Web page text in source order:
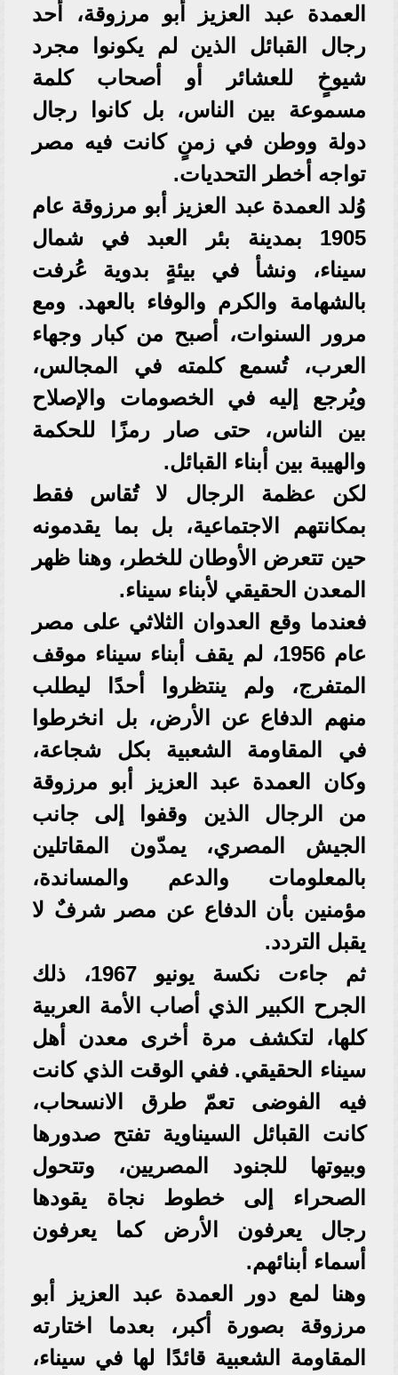
العمدة عبد العزيز أبو مرزوقة، أحد
رجال القبائل الذين لم يكونوا مجرد
شيوخٍ للعشائر أو أصحاب كلمة
مسموعة بين الناس، بل كانوا رجال
دولة ووطن في زمنٍ كانت فيه مصر
تواجه أخطر التحديات.
وُلد العمدة عبد العزيز أبو مرزوقة عام
1905 بمدينة بئر العبد في شمال
سيناء، ونشأ في بيئةٍ بدوية عُرفت
بالشهامة والكرم والوفاء بالعهد. ومع
مرور السنوات، أصبح من كبار وجهاء
العرب، تُسمع كلمته في المجالس،
ويُرجع إليه في الخصومات والإصلاح
بين الناس، حتى صار رمزًا للحكمة
والهيبة بين أبناء القبائل.
لكن عظمة الرجال لا تُقاس فقط
بمكانتهم الاجتماعية، بل بما يقدمونه
حين تتعرض الأوطان للخطر، وهنا ظهر
المعدن الحقيقي لأبناء سيناء.
فعندما وقع العدوان الثلاثي على مصر
عام 1956، لم يقف أبناء سيناء موقف
المتفرج، ولم ينتظروا أحدًا ليطلب
منهم الدفاع عن الأرض، بل انخرطوا
في المقاومة الشعبية بكل شجاعة،
وكان العمدة عبد العزيز أبو مرزوقة
من الرجال الذين وقفوا إلى جانب
الجيش المصري، يمدّون المقاتلين
بالمعلومات والدعم والمساندة،
مؤمنين بأن الدفاع عن مصر شرفٌ لا
يقبل التردد.
ثم جاءت نكسة يونيو 1967، ذلك
الجرح الكبير الذي أصاب الأمة العربية
كلها، لتكشف مرة أخرى معدن أهل
سيناء الحقيقي. ففي الوقت الذي كانت
فيه الفوضى تعمّ طرق الانسحاب،
كانت القبائل السيناوية تفتح صدورها
وبيوتها للجنود المصريين، وتتحول
الصحراء إلى خطوط نجاة يقودها
رجال يعرفون الأرض كما يعرفون
أسماء أبنائهم.
وهنا لمع دور العمدة عبد العزيز أبو
مرزوقة بصورة أكبر، بعدما اختارته
المقاومة الشعبية قائدًا لها في سيناء،